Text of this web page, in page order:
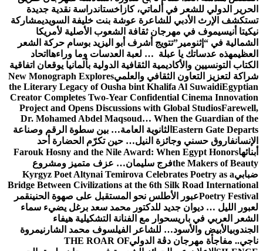
الحرير الدولي للشعر في ألماتي، كازاخستاندراسة نقدية جديدة
تستكشف الإرث الأدبي للشاعرة عوشة بنت خليفة السويديمشاركة
نيكيتا أنيسيموف في مهرجان ثقافة الشعوب الأصلية لأمريكا
الشمالية في “إثنومير”تتويج أشرف أبو اليزيد بوسام حركة الشعر
العظيمهذه عدساتك يا عبلة … لعبة العدسات وما وراءها اتحاد
الكتاب التونسيين والأكاديمية الثقافية الدولية بألمانيا يوقعان اتفاقية
شراكة لتعزيز التعاون الثقافي والعلميNew Monograph Explores
the Literary Legacy of Ousha bint Khalifa Al SuwaidiEgyptian
Creator Completes Two-Year Confidential Cinema Innovation
Project and Opens Discussions with Global StudiosFarewell,
Dr. Mohamed Abdel Maqsoud… When the Guardian of the
Eastern Gate Departs الثانوية العامة… بين سطوة الرقم وصناعة
الإنسانفاروق حسني وجائزة النيل… حين تكرّم الحضارة أحد
أبنائهاFarouk Hosny and the Nile Award: When Egypt Honors
the Makers of Beautyفرج سليمان… عزف متميز ومشروع
ضبابيKyrgyz Poet Altynai Temirova Celebrates Poetry as a
Bridge Between Civilizations at the 6th Silk Road International
Poetry Festivalعبور الأطلس نحو المستقبل على صهوة الحنينقمر
لعبور الليل … ديوان جديد للدكتور محمد سعد برغل يضيء سماء
الشعر العربي في باريسحوار مع الفنانة التشكيلية هيفاء
الجندوبيالأبيض والأسود… للشاعر الفيلسوف محمد الشارنيمروة
ناجي.. مفاجأة مهرجان دڨة الدوليTHE ROAR OF